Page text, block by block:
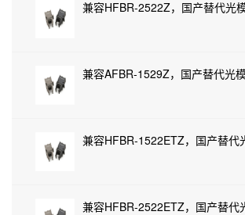
兼容HFBR-2522Z，国产替代光
兼容AFBR-1529Z，国产替代光
兼容HFBR-1522ETZ，国产替代
兼容HFBR-2522ETZ，国产替代